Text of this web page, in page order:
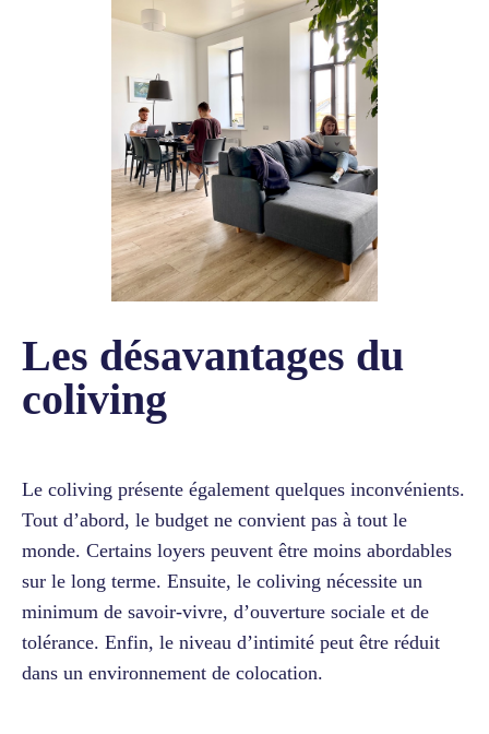
Les désavantages du
coliving
Le coliving présente également quelques inconvénients.
Tout d’abord, le budget ne convient pas à tout le
monde. Certains loyers peuvent être moins abordables
sur le long terme. Ensuite, le coliving nécessite un
minimum de savoir-vivre, d’ouverture sociale et de
tolérance. Enfin, le niveau d’intimité peut être réduit
dans un environnement de colocation.